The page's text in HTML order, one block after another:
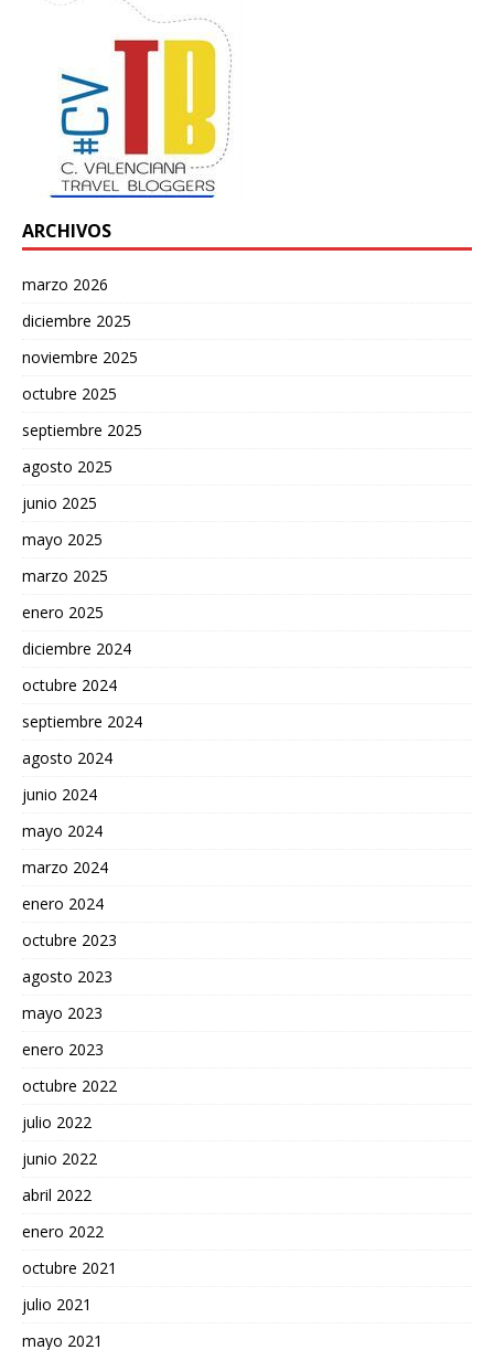
ARCHIVOS
marzo 2026
diciembre 2025
noviembre 2025
octubre 2025
septiembre 2025
agosto 2025
junio 2025
mayo 2025
marzo 2025
enero 2025
diciembre 2024
octubre 2024
septiembre 2024
agosto 2024
junio 2024
mayo 2024
marzo 2024
enero 2024
octubre 2023
agosto 2023
mayo 2023
enero 2023
octubre 2022
julio 2022
junio 2022
abril 2022
enero 2022
octubre 2021
julio 2021
mayo 2021